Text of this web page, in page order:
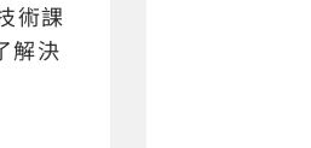
術課
解決